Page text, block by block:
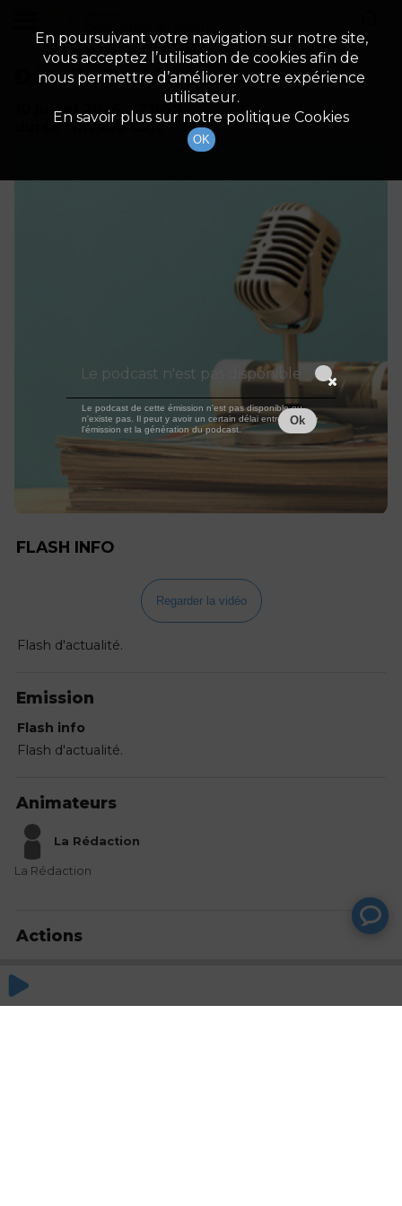
Détails De L'épisode
10 juillet 2026
à 21h59
durée : Invalid date
FLASH INFO
Regarder la vidéo
Flash d'actualité.
Emission
Flash info
Flash d'actualité.
Animateurs
La Rédaction
La Rédaction
Actions
En poursuivant votre navigation sur notre site,
vous acceptez l’utilisation de cookies afin de
nous permettre d’améliorer votre expérience
utilisateur.
En savoir plus sur notre politique Cookies
OK
Le podcast n'est pas disponible
Le podcast de cette émission n'est pas disponible ou
n'existe pas. Il peut y avoir un certain délai entre la fin de
l'émission et la génération du podcast.
Ok